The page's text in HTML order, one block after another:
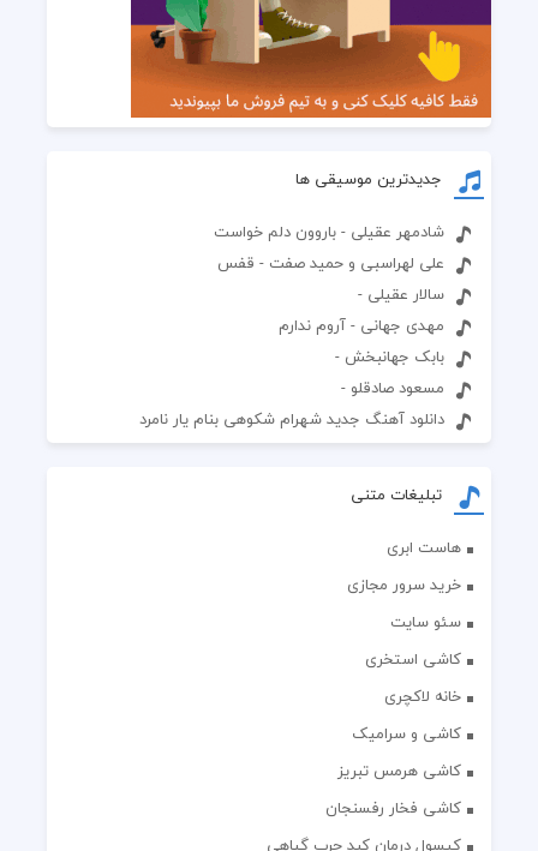
جدیدترین موسیقی ها
شادمهر عقیلی - باروون دلم خواست
علی لهراسبی و حمید صفت - قفس
سالار عقیلی -
مهدی جهانی - آروم ندارم
بابک جهانبخش -
مسعود صادقلو -
دانلود آهنگ جدید شهرام شکوهی بنام یار نامرد
تبلیغات متنی
هاست ابری
خرید سرور مجازی
سئو سایت
کاشی استخری
خانه لاکچری
کاشی و سرامیک
کاشی هرمس تبریز
کاشی فخار رفسنجان
کپسول درمان کبد چرب گیاهی